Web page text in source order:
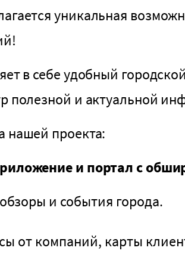
уникальная
в себе удобный
полезной и актуальной
нашей проекта:
и портал с
и события города.
от компаний, карты